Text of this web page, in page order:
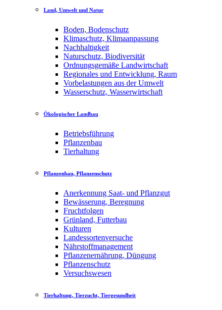
Land, Umwelt und Natur
Boden, Bodenschutz
Klimaschutz, Klimaanpassung
Nachhaltigkeit
Naturschutz, Biodiversität
Ordnungsgemäße Landwirtschaft
Regionales und Entwicklung, Raum
Vorbelastungen aus der Umwelt
Wasserschutz, Wasserwirtschaft
Ökologischer Landbau
Betriebsführung
Pflanzenbau
Tierhaltung
Pflanzenbau, Pflanzenschutz
Anerkennung Saat- und Pflanzgut
Bewässerung, Beregnung
Fruchtfolgen
Grünland, Futterbau
Kulturen
Landessortenversuche
Nährstoffmanagement
Pflanzenernährung, Düngung
Pflanzenschutz
Versuchswesen
Tierhaltung, Tierzucht, Tiergesundheit